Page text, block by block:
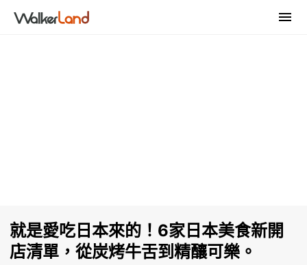
就是愛吃日本來的！6家日本美食新開
店清單，從炭烤牛舌到精釀可樂。